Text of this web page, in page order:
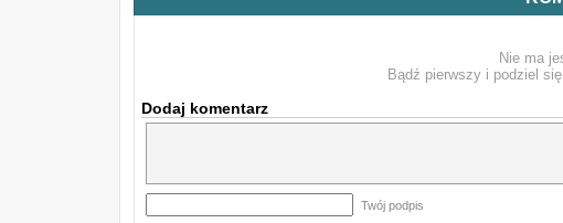
Nie ma
Bądź pierwszy i podziel
Dodaj komentarz
Twój podpis